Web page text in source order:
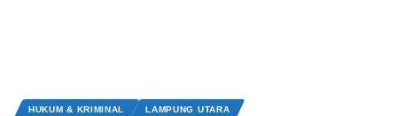
HUKUM & KRIMINAL LAMPUNG UTARA